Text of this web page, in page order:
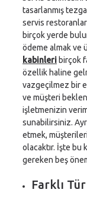
tasarlanmış
servis
birçok yerde
ödeme almak ve
kabinleri birçok
özellik haline
vazgeçilmez bir
ve müşteri
işletmenizin
sunabilirsiniz.
etmek,
olacaktır. İşte bu
gereken beş
Farklı